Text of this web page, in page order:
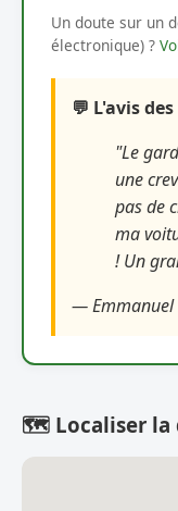
Un doute sur un
électronique) ?
💬 L'avis
"Le
une
pas de
ma
! Un
— Emmanuel
🗺️ Localiser la